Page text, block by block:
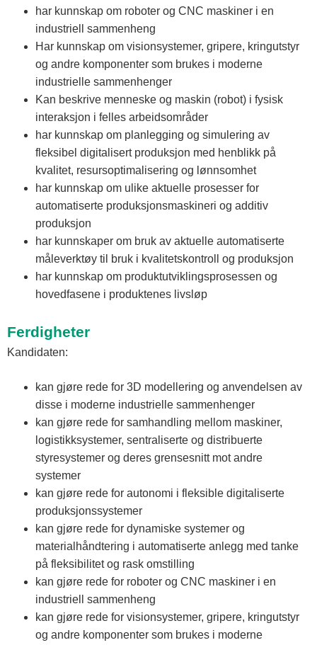
har kunnskap om roboter og CNC maskiner i en
industriell sammenheng
Har kunnskap om visionsystemer, gripere, kringutstyr
og andre komponenter som brukes i moderne
industrielle sammenhenger
Kan beskrive menneske og maskin (robot) i fysisk
interaksjon i felles arbeidsområder
har kunnskap om planlegging og simulering av
fleksibel digitalisert produksjon med henblikk på
kvalitet, resursoptimalisering og lønnsomhet
har kunnskap om ulike aktuelle prosesser for
automatiserte produksjonsmaskineri og additiv
produksjon
har kunnskaper om bruk av aktuelle automatiserte
måleverktøy til bruk i kvalitetskontroll og produksjon
har kunnskap om produktutviklingsprosessen og
hovedfasene i produktenes livsløp
Ferdigheter
Kandidaten:
kan gjøre rede for 3D modellering og anvendelsen av
disse i moderne industrielle sammenhenger
kan gjøre rede for samhandling mellom maskiner,
logistikksystemer, sentraliserte og distribuerte
styresystemer og deres grensesnitt mot andre
systemer
kan gjøre rede for autonomi i fleksible digitaliserte
produksjonssystemer
kan gjøre rede for dynamiske systemer og
materialhåndtering i automatiserte anlegg med tanke
på fleksibilitet og rask omstilling
kan gjøre rede for roboter og CNC maskiner i en
industriell sammenheng
kan gjøre rede for visionsystemer, gripere, kringutstyr
og andre komponenter som brukes i moderne